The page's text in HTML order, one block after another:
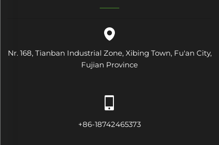
Nr. 168, Tianban Industrial Zone, Xibing Town, Fu'an City,
Fujian Province
+86-18742465373